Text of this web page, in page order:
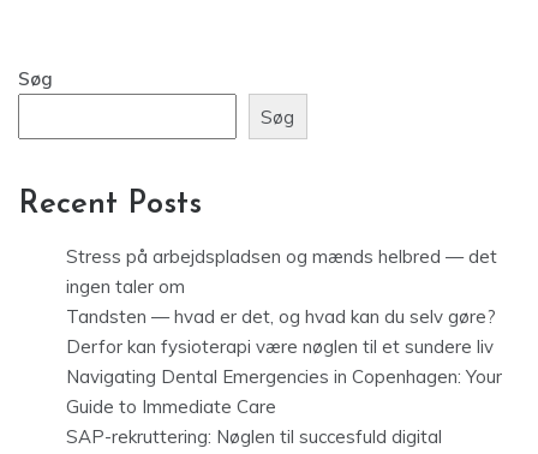
Søg
Søg
Recent Posts
Stress på arbejdspladsen og mænds helbred — det
ingen taler om
Tandsten — hvad er det, og hvad kan du selv gøre?
Derfor kan fysioterapi være nøglen til et sundere liv
Navigating Dental Emergencies in Copenhagen: Your
Guide to Immediate Care
SAP-rekruttering: Nøglen til succesfuld digital